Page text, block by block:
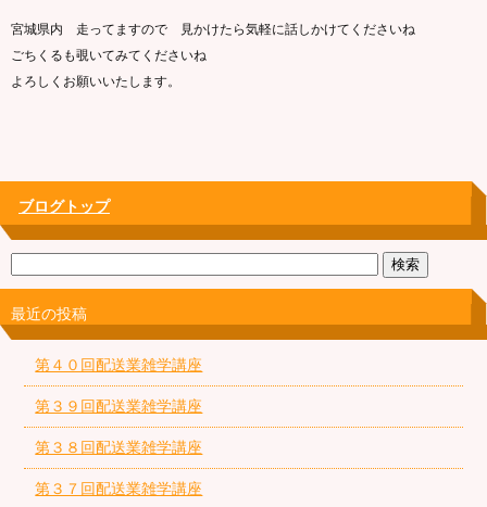
宮城県内 走ってますので 見かけたら気軽に話しかけてくださいね
ごちくるも覗いてみてくださいね
よろしくお願いいたします。
ブログトップ
最近の投稿
第４０回配送業雑学講座
第３９回配送業雑学講座
第３８回配送業雑学講座
第３７回配送業雑学講座